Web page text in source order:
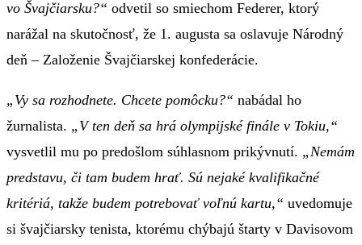
vo Švajčiarsku?“ odvetil so smiechom Federer, ktorý
narážal na skutočnosť, že 1. augusta sa oslavuje Národný
deň – Založenie Švajčiarskej konfederácie.
„Vy sa rozhodnete. Chcete pomôcku?“ nabádal ho
žurnalista. „V ten deň sa hrá olympijské finále v Tokiu,“
vysvetlil mu po predošlom súhlasnom prikývnutí. „Nemám
predstavu, či tam budem hrať. Sú nejaké kvalifikačné
kritériá, takže budem potrebovať voľnú kartu,“ uvedomuje
si švajčiarsky tenista, ktorému chýbajú štarty v Davisovom